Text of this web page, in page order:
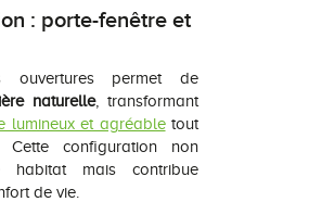
: porte-fenêtre et
ouvertures permet de
naturelle, transformant
lumineux et agréabletout
configuration non
habitat mais contribue
de vie.